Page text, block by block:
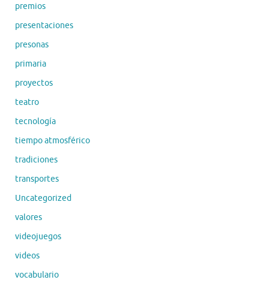
premios
presentaciones
presonas
primaria
proyectos
teatro
tecnología
tiempo atmosférico
tradiciones
transportes
Uncategorized
valores
videojuegos
videos
vocabulario